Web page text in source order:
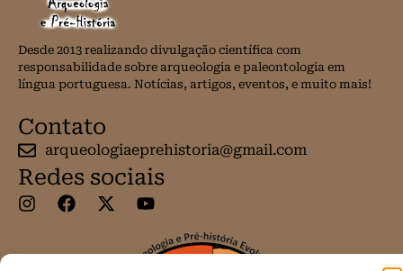
Desde 2013 realizando divulgação científica com
responsabilidade sobre arqueologia e paleontologia em
língua portuguesa. Notícias, artigos, eventos, e muito mais!
Contato
arqueologiaeprehistoria@gmail.com
Redes sociais